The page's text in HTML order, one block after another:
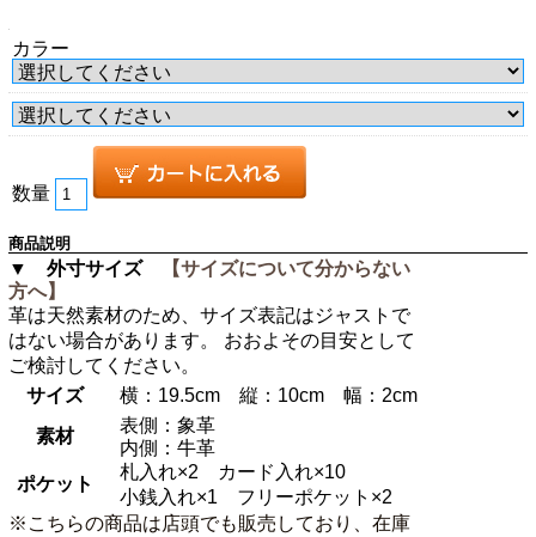
カラー
数量
商品説明
▼ 外寸サイズ
【サイズについて分からない
方へ】
革は天然素材のため、サイズ表記はジャストで
はない場合があります。 おおよその目安として
ご検討してください。
サイズ
横：19.5cm 縦：10cm 幅：2cm
素材
表側：象革
内側：牛革
ポケット
札入れ×2 カード入れ×10
小銭入れ×1 フリーポケット×2
※こちらの商品は店頭でも販売しており、在庫